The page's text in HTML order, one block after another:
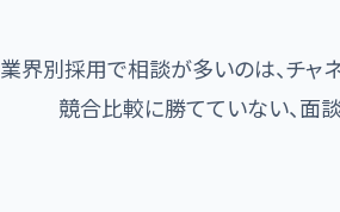
業界別採用で相談が多いのは、チャネ
競合比較に勝てていない、面